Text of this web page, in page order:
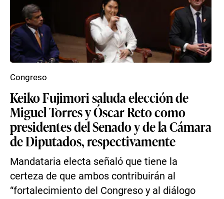
Keiko Fujimori saluda elección de
Miguel Torres y Óscar Reto como
presidentes del Senado y de la Cámara
de Diputados, respectivamente
Mandataria electa señaló que tiene la
certeza de que ambos contribuirán al
“fortalecimiento del Congreso y al diálogo
Congreso